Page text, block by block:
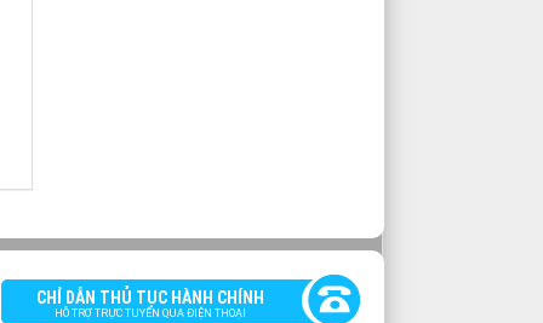
CHỈ DẪN THỦ TỤC HÀNH CHÍNH
HỖ TRỢ TRỰC TUYẾN QUA ĐIỆN THOẠI